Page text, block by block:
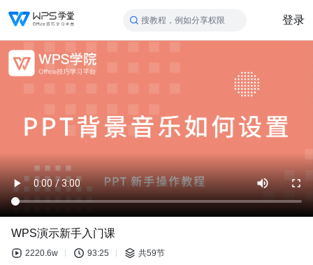
搜教程，例如分享权限 登录
WPS演示新手入门课
2220.6w 93:25 共59节